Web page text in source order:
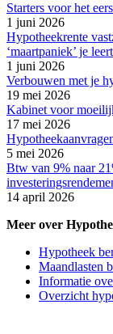
Starters voor het
1 juni 2026
Hypotheekrente
‘maartpaniek’ je leert
1 juni 2026
Verbouwen met je
19 mei 2026
Kabinet voor
17 mei 2026
5 mei 2026
Btw van 9% naar
14 april 2026
Meer over
Hypotheek
Maandlasten
Informatie
Overzicht